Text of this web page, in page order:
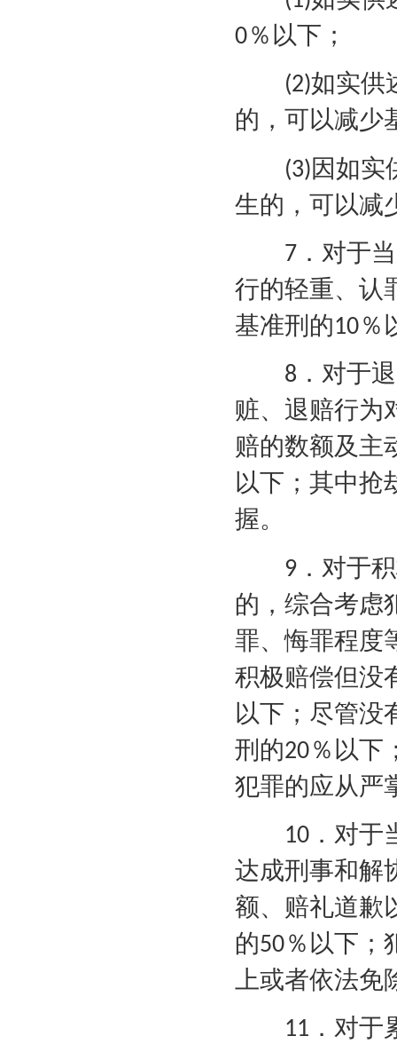
0％以下；
(2)如实供
的，可以减少
(3)因如实
生的，可以减
7 ．对于
行的轻重、认
基准刑的10％
8 ．对于
赃、退赔行为
赔的数额及主
以下；其中抢
握。
9 ．对于
的，综合考虑
罪、悔罪程度
积极赔偿但没
以下；尽管没
刑的20％以下
犯罪的应从严
10 ．对
达成刑事和解
额、赔礼道歉
的50％以下；
上或者依法免
11 ．对